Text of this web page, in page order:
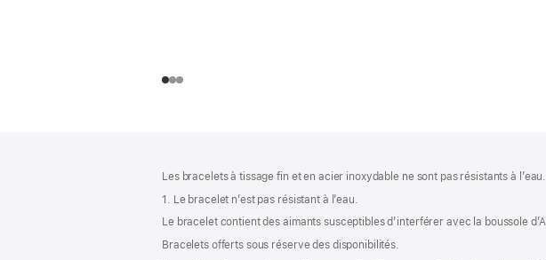
de
page
de
de
page
Les bracelets à tissage fin et en acier inoxydable ne sont pas résistants à l’eau.
1. Le bracelet n’est pas résistant à l’eau.
Le bracelet contient des aimants susceptibles d’interférer avec la boussole
Bracelets offerts sous réserve des disponibilités.